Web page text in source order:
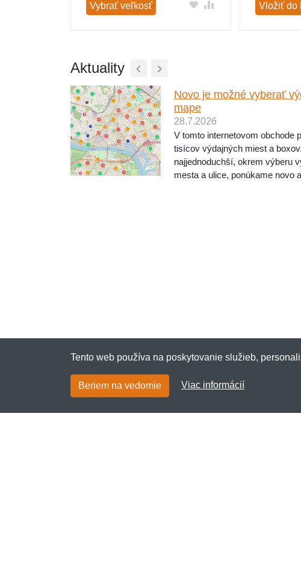
Vybrať veľkosť Vložiť do
Aktuality
Novo je možné vyberať
mape
28.7.2026
V tomto internetovom obchode
tisícov výdajných miest a
najjednoduchší, okrem výberu
mesta a ulice, ponúkame novo
Tento web používa na poskytovanie služieb,
Beriem na vedomie Viac informácií